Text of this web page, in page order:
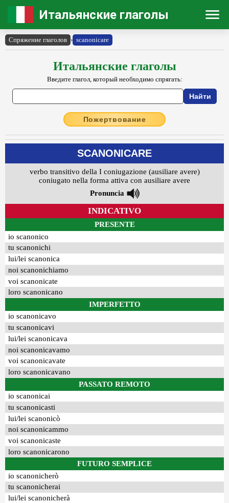
Итальянские глаголы
Спряжение глаголов › scanonicare
Итальянские глаголы
Введите глагол, который необходимо спрягать:
Пожертвование
SCANONICARE
verbo transitivo della I coniugazione (ausiliare avere)
coniugato nella forma attiva con ausiliare avere
Pronuncia
INDICATIVO
PRESENTE
io scanonico
tu scanonichi
lui/lei scanonica
noi scanonichiamo
voi scanonicate
loro scanonicano
IMPERFETTO
io scanonicavo
tu scanonicavi
lui/lei scanonicava
noi scanonicavamo
voi scanonicavate
loro scanonicavano
PASSATO REMOTO
io scanonicai
tu scanonicasti
lui/lei scanonicò
noi scanonicammo
voi scanonicaste
loro scanonicarono
FUTURO SEMPLICE
io scanonicherò
tu scanonicherai
lui/lei scanonicherà